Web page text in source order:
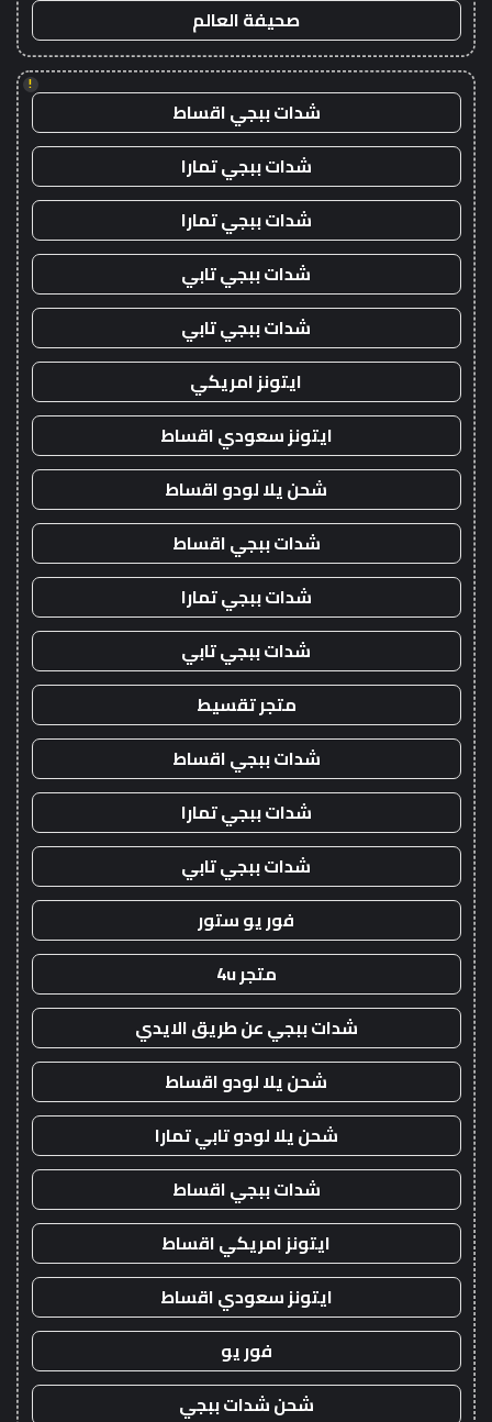
صحيفة العالم
!
شدات ببجي اقساط
شدات ببجي تمارا
شدات ببجي تمارا
شدات ببجي تابي
شدات ببجي تابي
ايتونز امريكي
ايتونز سعودي اقساط
شحن يلا لودو اقساط
شدات ببجي اقساط
شدات ببجي تمارا
شدات ببجي تابي
متجر تقسيط
شدات ببجي اقساط
شدات ببجي تمارا
شدات ببجي تابي
فور يو ستور
متجر 4u
شدات ببجي عن طريق الايدي
شحن يلا لودو اقساط
شحن يلا لودو تابي تمارا
شدات ببجي اقساط
ايتونز امريكي اقساط
ايتونز سعودي اقساط
فور يو
شحن شدات ببجي